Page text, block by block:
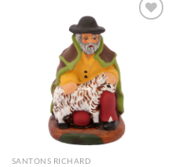
SANTONS RICHARD